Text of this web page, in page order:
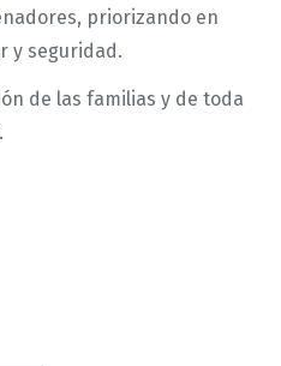
priorizando en
y seguridad.
de las familias y de toda